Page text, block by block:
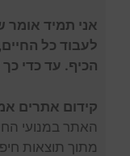
אני תמיד
הכיף. עד כדי
קידום אתרים
האתר במנועי
מתוך תוצאות